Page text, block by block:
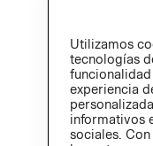
Utilizamos
tecnologías
experiencia
informativos
sociales.